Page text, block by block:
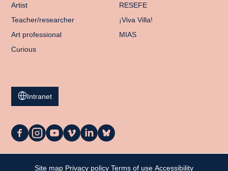
Artist
Teacher/researcher
Art professional
Curious
RESEFE
¡Viva Villa!
MIAS
Intranet
La
on
Facebook
La
on
Instagram
La
on
YouTube
La
on
Vimeo
La
on
LinkedIn
La
on
Bluesky
Site map Privacy policy Terms of use Accessibility